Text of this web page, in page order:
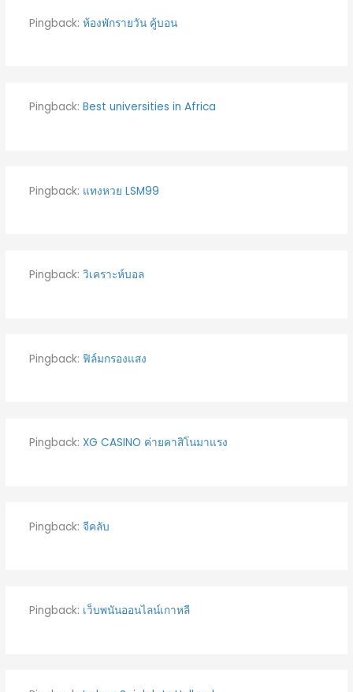
Pingback: ห้องพักรายวัน คู้บอน
Pingback: Best universities in Africa
Pingback: แทงหวย LSM99
Pingback: วิเคราะห์บอล
Pingback: ฟิล์มกรองแสง
Pingback: XG CASINO ค่ายคาสิโนมาแรง
Pingback: จีคลับ
Pingback: เว็บพนันออนไลน์เกาหลี